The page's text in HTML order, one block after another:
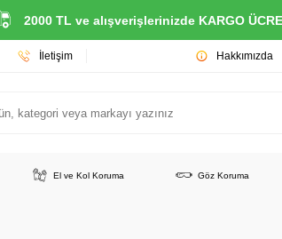
2000 TL ve alışverişlerinizde KARGO
İletişim Hakkımızda
El ve Kol Koruma Göz Koruma